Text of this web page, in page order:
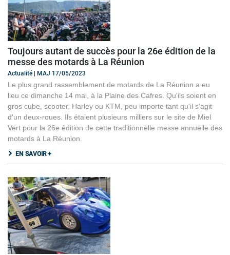
Toujours autant de succès pour la 26e édition de la
messe des motards à La Réunion
Actualité | MAJ 17/05/2023
Le plus grand rassemblement de motards de La Réunion a eu
lieu ce dimanche 14 mai, à la Plaine des Cafres. Qu'ils soient en
gros cube, scooter, Harley ou KTM, peu importe tant qu'il s'agit
d'un deux-roues. Ils étaient plusieurs milliers sur le site de Miel
Vert pour la 26e édition de cette traditionnelle messe annuelle des
motards à La Réunion.
EN SAVOIR +